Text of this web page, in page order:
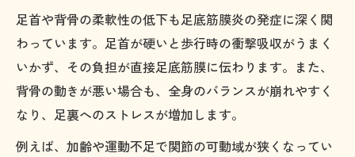
足首や背骨の柔軟性の低下も足底筋膜炎の発症に深く関
わっています。足首が硬いと歩行時の衝撃吸収がうまく
いかず、その負担が直接足底筋膜に伝わります。また、
背骨の動きが悪い場合も、全身のバランスが崩れやすく
なり、足裏へのストレスが増加します。
例えば、加齢や運動不足で関節の可動域が狭くなってい